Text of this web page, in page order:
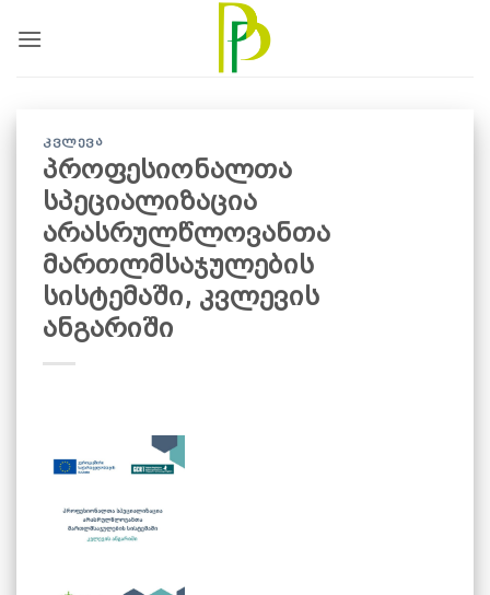
ᲙᲕᲚᲔᲕᲐ
პროფესიონალთა
სპეციალიზაცია
არასრულწლოვანთა
მართლმსაჯულების
სისტემაში, კვლევის
ანგარიში